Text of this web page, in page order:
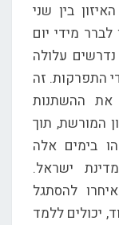
בין שני
לברר מידי יום
עלולה
התפרקות. זה
את ההשתנות
המורשת, תוך
בימים אלה
ישראל.
להסתגל
יכולים ללמד